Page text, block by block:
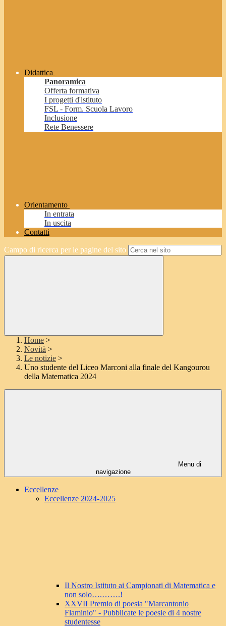
Didattica
Panoramica
Offerta formativa
I progetti d'istituto
FSL - Form. Scuola Lavoro
Inclusione
Rete Benessere
Orientamento
In entrata
In uscita
Contatti
Campo di ricerca per le pagine del sito
Home >
Novità >
Le notizie >
Uno studente del Liceo Marconi alla finale del Kangourou
della Matematica 2024
Menu di
navigazione
Eccellenze
Eccellenze 2024-2025
Il Nostro Istituto ai Campionati di Matematica e
non solo….…….!
XXVII Premio di poesia "Marcantonio
Flaminio" - Pubblicate le poesie di 4 nostre
studentesse